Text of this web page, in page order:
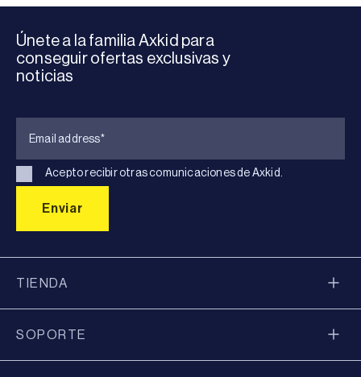
Únete a la familia Axkid para
conseguir ofertas exclusivas y
noticias
Acepto recibir otras comunicaciones de Axkid.
TIENDA
SOPORTE